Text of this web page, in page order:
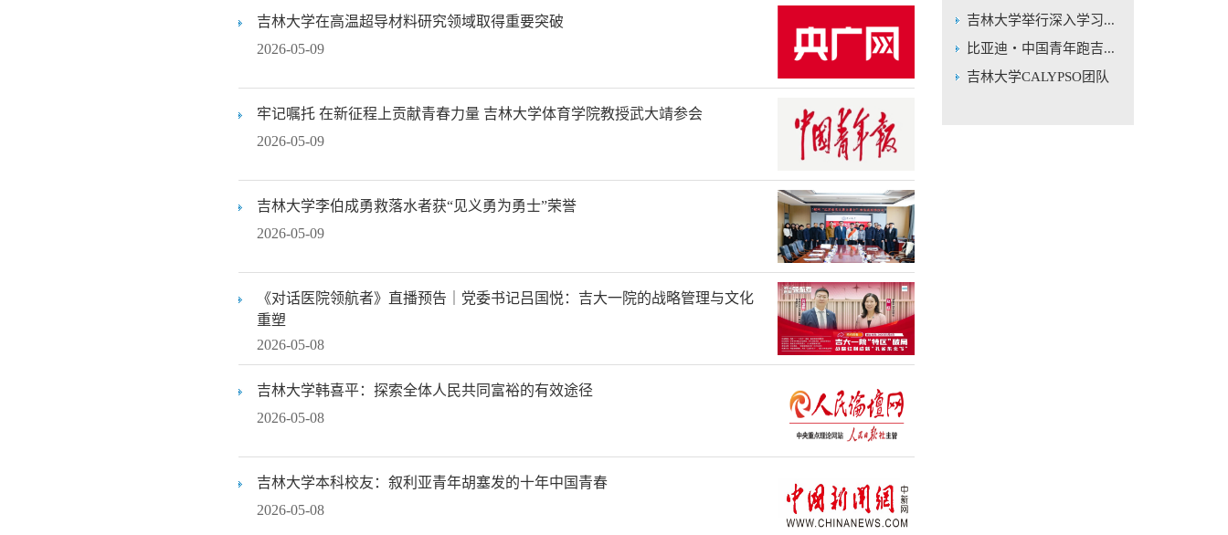
吉林大学在高温超导材料研究领域取得重要突破
2026-05-09
牢记嘱托 在新征程上贡献青春力量 吉林大学体育学院教授武大靖参会
2026-05-09
吉林大学李伯成勇救落水者获“见义勇为勇士”荣誉
2026-05-09
《对话医院领航者》直播预告｜党委书记吕国悦：吉大一院的战略管理与文化
重塑
2026-05-08
吉林大学韩喜平：探索全体人民共同富裕的有效途径
2026-05-08
吉林大学本科校友：叙利亚青年胡塞发的十年中国青春
2026-05-08
吉林大学举行深入学习...
比亚迪・中国青年跑吉...
吉林大学CALYPSO团队